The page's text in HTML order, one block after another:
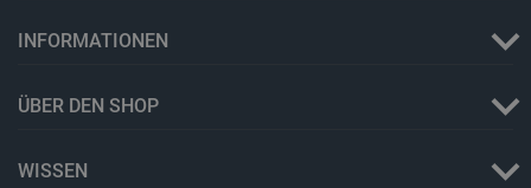
INFORMATIONEN
ÜBER DEN SHOP
WISSEN
_lb_ccc